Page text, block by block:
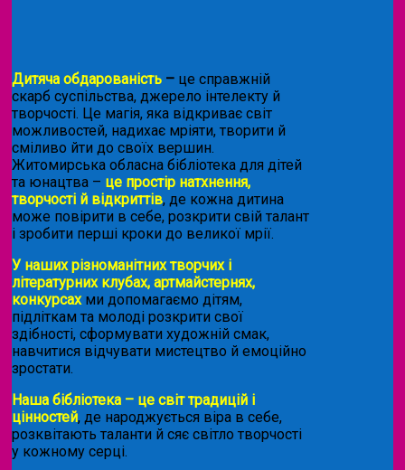
Дитяча обдарованість – це справжній
скарб суспільства, джерело інтелекту й
творчості. Це магія, яка відкриває світ
можливостей, надихає мріяти, творити й
сміливо йти до своїх вершин.
Житомирська обласна бібліотека для дітей
та юнацтва – це простір натхнення,
творчості й відкриттів, де кожна дитина
може повірити в себе, розкрити свій талант
і зробити перші кроки до великої мрії.
У наших різноманітних творчих і
літературних клубах, артмайстернях,
конкурсахми допомагаємо дітям,
підліткам та молоді розкрити свої
здібності, сформувати художній смак,
навчитися відчувати мистецтво й емоційно
зростати.
Наша бібліотека – це світ традицій і
цінностей, де народжується віра в себе,
розквітають таланти й сяє світло творчості
у кожному серці.